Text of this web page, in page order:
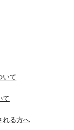
いて
て
れる方へ